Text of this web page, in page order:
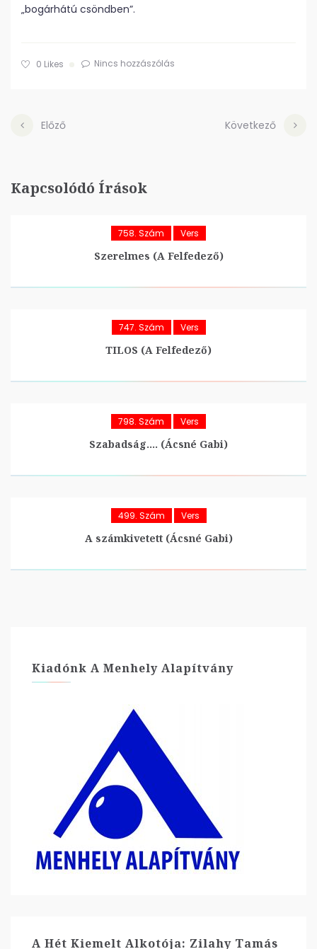
„bogárhátú csöndben”.
0 Likes Nincs hozzászólás
Előző Következő
Kapcsolódó Írások
758. Szám Vers
Szerelmes (A Felfedező)
747. Szám Vers
TILOS (A Felfedező)
798. Szám Vers
Szabadság…. (Ácsné Gabi)
499. Szám Vers
A számkivetett (Ácsné Gabi)
Kiadónk A Menhely Alapítvány
A Hét Kiemelt Alkotója: Zilahy Tamás